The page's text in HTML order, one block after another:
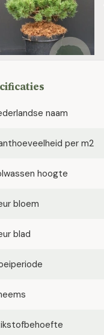
naam
per m2
hoogte
bloem
blad